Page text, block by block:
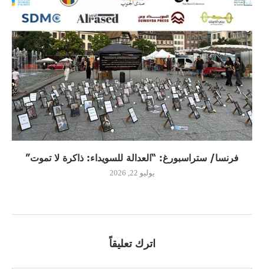
فرنسا/ ستراسبورغ: “العدالة للسويداء: ذاكرة لا تموت”
يوليو 22, 2026
اترك تعليقاً